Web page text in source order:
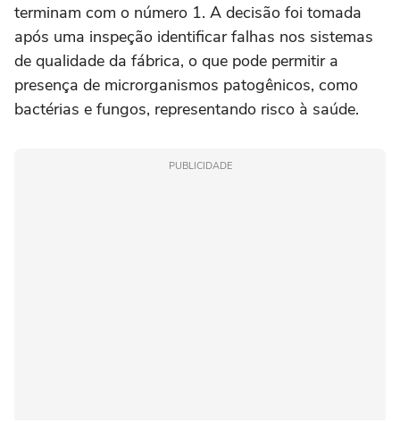
terminam com o número 1. A decisão foi tomada
após uma inspeção identificar falhas nos sistemas
de qualidade da fábrica, o que pode permitir a
presença de microrganismos patogênicos, como
bactérias e fungos, representando risco à saúde.
PUBLICIDADE